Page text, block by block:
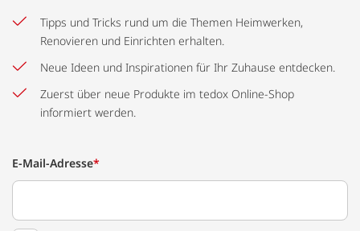
Tipps und Tricks rund um die Themen Heimwerken,
Renovieren und Einrichten erhalten.
Neue Ideen und Inspirationen für Ihr Zuhause entdecken.
Zuerst über neue Produkte im tedox Online-Shop
informiert werden.
E-Mail-Adresse*